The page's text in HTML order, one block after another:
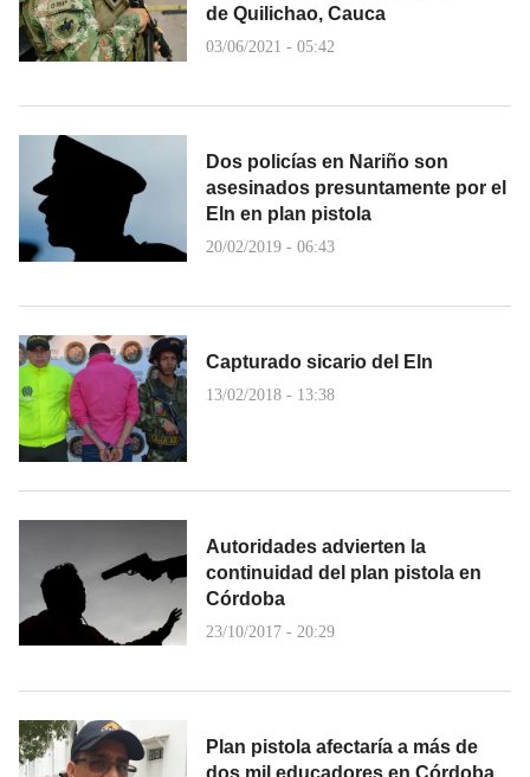
de Quilichao, Cauca
03/06/2021 - 05:42
Dos policías en Nariño son
asesinados presuntamente por el
Eln en plan pistola
20/02/2019 - 06:43
Capturado sicario del Eln
13/02/2018 - 13:38
Autoridades advierten la
continuidad del plan pistola en
Córdoba
23/10/2017 - 20:29
Plan pistola afectaría a más de
dos mil educadores en Córdoba